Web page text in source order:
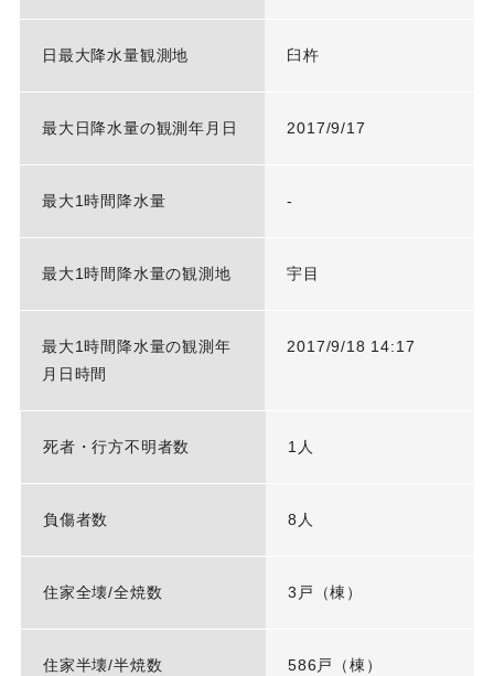
日最大降水量観測地 臼杵
最大日降水量の観測年月日 2017/9/17
最大1時間降水量 -
最大1時間降水量の観測地 宇目
最大1時間降水量の観測年
月日時間
2017/9/18 14:17
死者・行方不明者数 1人
負傷者数 8人
住家全壊/全焼数 3戸（棟）
住家半壊/半焼数 586戸（棟）